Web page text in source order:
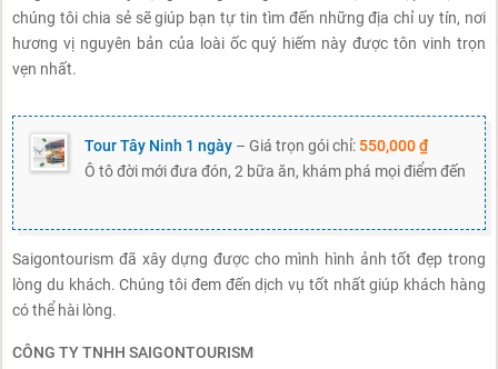
chúng tôi chia sẻ sẽ giúp bạn tự tin tìm đến những địa chỉ uy tín, nơi
hương vị nguyên bản của loài ốc quý hiếm này được tôn vinh trọn
vẹn nhất.
Tour Tây Ninh 1 ngày– Giá trọn gói chỉ: 550,000 ₫
Ô tô đời mới đưa đón, 2 bữa ăn, khám phá mọi điểm đến
Saigontourism đã xây dựng được cho mình hình ảnh tốt đẹp trong
lòng du khách. Chúng tôi đem đến dịch vụ tốt nhất giúp khách hàng
có thể hài lòng.
CÔNG TY TNHH SAIGONTOURISM